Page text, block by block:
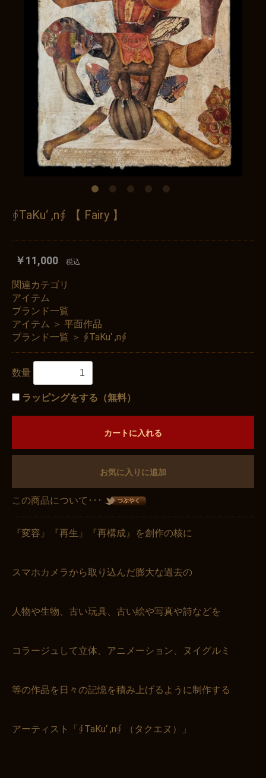
∮TaKu‘ ,n∮ 【 Fairy 】
￥11,000 税込
関連カテゴリ
アイテム
ブランド一覧
アイテム ＞ 平面作品
ブランド一覧 ＞ ∮TaKu‘ ,n∮
数量
ラッピングをする（無料）
カートに入れる
お気に入りに追加
この商品について･･･
『変容』『再生』『再構成』を創作の核に
スマホカメラから取り込んだ膨大な過去の
人物や生物、古い玩具、古い絵や写真や詩などを
コラージュして立体、アニメーション、ヌイグルミ
等の作品を日々の記憶を積み上げるように制作する
アーティスト「∮TaKu‘ ,n∮ （タクエヌ）」